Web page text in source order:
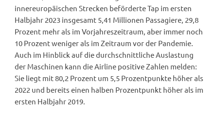
innereuropäischen Strecken beförderte Tap im ersten
Halbjahr 2023 insgesamt 5,41 Millionen Passagiere, 29,8
Prozent mehr als im Vorjahreszeitraum, aber immer noch
10 Prozent weniger als im Zeitraum vor der Pandemie.
Auch im Hinblick auf die durchschnittliche Auslastung
der Maschinen kann die Airline positive Zahlen melden:
Sie liegt mit 80,2 Prozent um 5,5 Prozentpunkte höher als
2022 und bereits einen halben Prozentpunkt höher als im
ersten Halbjahr 2019.